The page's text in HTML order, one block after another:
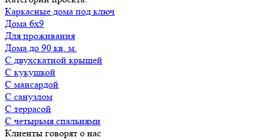
Каркасные дома под ключ
Дома 6х9
для проживания
Дома до 90 кв. м.
с двухскатной крышей
с кукушкой
с мансардой
с санузлом
с террасой
с четырьмя спальнями
Клиенты говорят о нас